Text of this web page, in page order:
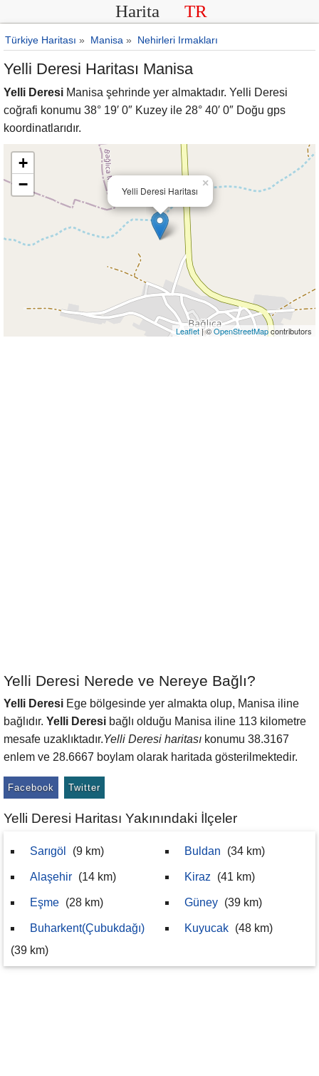
Harita TR
Türkiye Haritası » Manisa » Nehirleri Irmakları
Yelli Deresi Haritası Manisa
Yelli Deresi Manisa şehrinde yer almaktadır. Yelli Deresi
coğrafi konumu 38° 19′ 0″ Kuzey ile 28° 40′ 0″ Doğu gps
koordinatlarıdır.
Yelli Deresi Haritası
×
+
−
Leaflet| ©OpenStreetMapcontributors
Yelli Deresi Nerede ve Nereye Bağlı?
Yelli Deresi Ege bölgesinde yer almakta olup, Manisa iline
bağlıdır. Yelli Deresi bağlı olduğu Manisa iline 113 kilometre
mesafe uzaklıktadır.Yelli Deresi haritası konumu 38.3167
enlem ve 28.6667 boylam olarak haritada gösterilmektedir.
Facebook Twitter
Yelli Deresi Haritası Yakınındaki İlçeler
Sarıgöl (9 km)
Alaşehir (14 km)
Eşme (28 km)
Buharkent(Çubukdağı)
(39 km)
Buldan (34 km)
Kiraz (41 km)
Güney (39 km)
Kuyucak (48 km)